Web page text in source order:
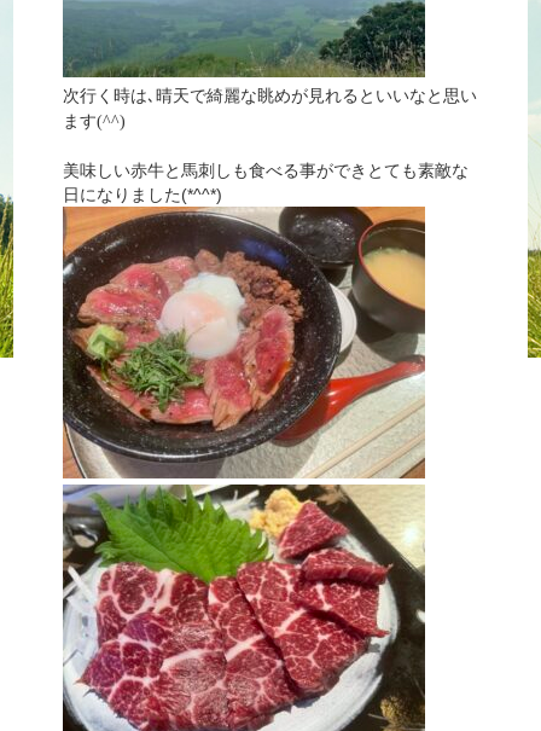
次行く時は､晴天で綺麗な眺めが見れるといいなと思い
ます(^^)
美味しい赤牛と馬刺しも食べる事ができとても素敵な
日になりました(*^^*)